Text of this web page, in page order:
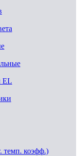
EL
темп. коэфф.)